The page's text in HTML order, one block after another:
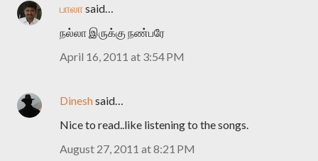
பாலாsaid…
நல்லா இருக்கு நண்பரே
April 16, 2011 at 3:54 PM
Dineshsaid…
Nice to read..like listening to the songs.
August 27, 2011 at 8:21 PM